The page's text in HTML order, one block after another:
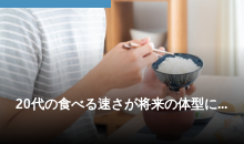
20代の食べる速さが将来の体型に...